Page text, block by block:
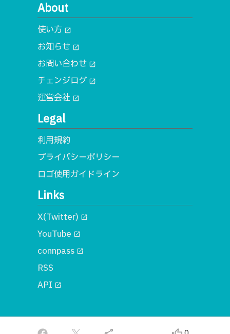
About
使い方 open_in_new
お知らせ open_in_new
お問い合わせ open_in_new
チェンジログ open_in_new
運営会社 open_in_new
Legal
利用規約
プライバシーポリシー
ロゴ使用ガイドライン
Links
X(Twitter) open_in_new
YouTube open_in_new
connpass open_in_new
RSS
API open_in_new
© 2018 一般社団法人MA